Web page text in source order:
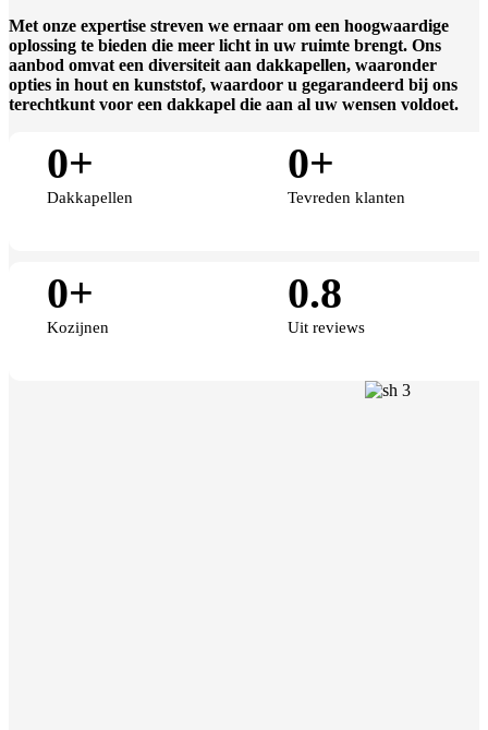
Met onze expertise streven we ernaar om een hoogwaardige
oplossing te bieden die meer licht in uw ruimte brengt. Ons
aanbod omvat een diversiteit aan dakkapellen, waaronder
opties in hout en kunststof, waardoor u gegarandeerd bij ons
terechtkunt voor een dakkapel die aan al uw wensen voldoet.
0+
Dakkapellen
0+
Tevreden klanten
0+
Kozijnen
0.8
Uit reviews